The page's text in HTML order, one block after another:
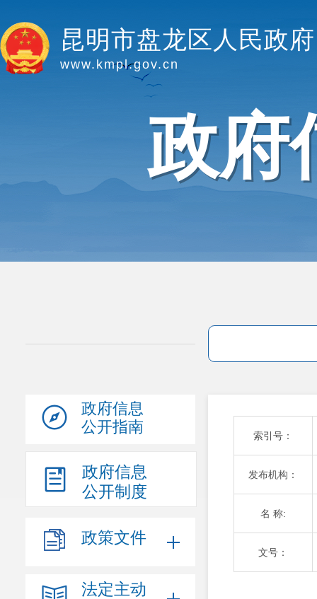
昆明市盘龙区人民政府
www.kmpl.gov.cn
政府
政府信息
公开指南
政府信息
公开制度
政策文件
法定主动
索引号：
发布机构：
名 称:
文号：